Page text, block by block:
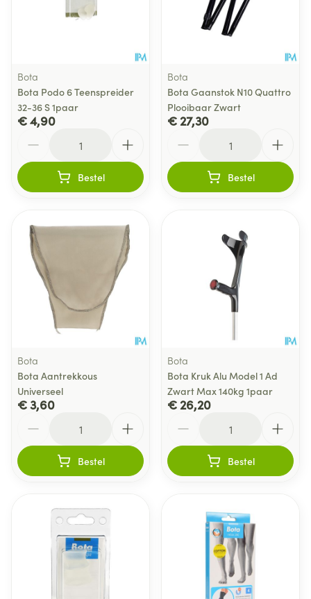
Bota
Bota Podo 6 Teenspreider
32-36 S 1paar
€ 4,90
Bestel
Bota
Bota Gaanstok N10 Quattro
Plooibaar Zwart
€ 27,30
Bestel
Bota
Bota Aantrekkous
Universeel
€ 3,60
Bestel
Bota
Bota Kruk Alu Model 1 Ad
Zwart Max 140kg 1paar
€ 26,20
Bestel